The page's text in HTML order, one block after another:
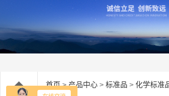
首页>产品中心 > 标准品 > 化学标准